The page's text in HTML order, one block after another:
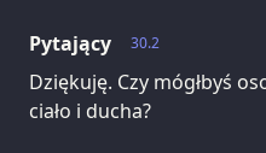
30.2
Pytający
Dziękuję. Czy mógłbyś
ciało i ducha?